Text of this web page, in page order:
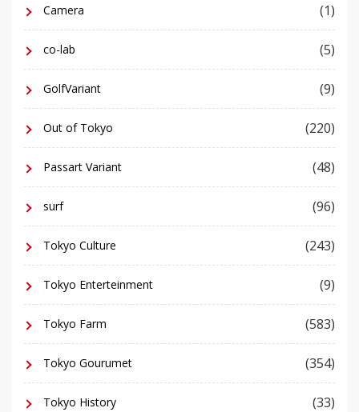
Camera (1)
co-lab (5)
GolfVariant (9)
Out of Tokyo (220)
Passart Variant (48)
surf (96)
Tokyo Culture (243)
Tokyo Enterteinment (9)
Tokyo Farm (583)
Tokyo Gourumet (354)
Tokyo History (33)